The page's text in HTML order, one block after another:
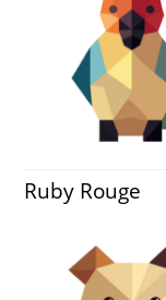
Ruby Rouge